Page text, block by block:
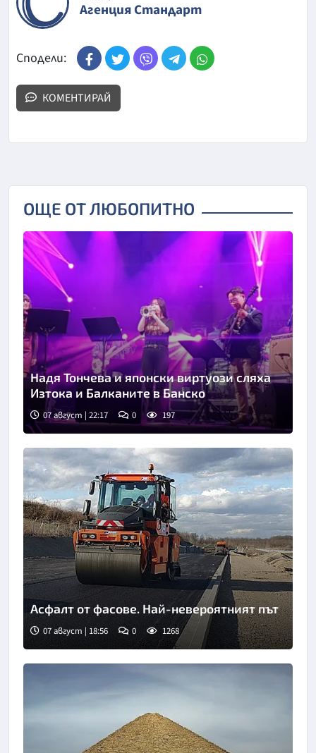
Агенция Стандарт
Сподели:
КОМЕНТИРАЙ
ОЩЕ ОТ ЛЮБОПИТНО
Надя Тончева и японски виртуози сляха
Изтока и Балканите в Банско
07 август | 22:17 0 197
Асфалт от фасове. Най-невероятният път
07 август | 18:56 0 1268